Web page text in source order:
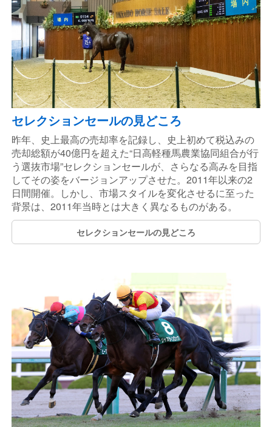
セレクションセールの見どころ
昨年、史上最高の売却率を記録し、史上初めて税込みの
売却総額が40億円を超えた“日高軽種馬農業協同組合が行
う選抜市場”セレクションセールが、さらなる高みを目指
してその姿をバージョンアップさせた。2011年以来の2
日間開催。しかし、市場スタイルを変化させるに至った
背景は、2011年当時とは大きく異なるものがある。
セレクションセールの見どころ